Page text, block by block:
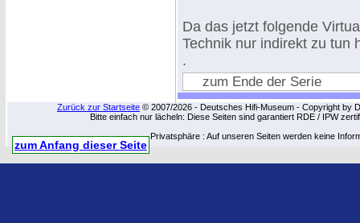
Da das jetzt folgende
Technik nur indirekt zu tun
.
zum Ende der Serie
Zurück zur Startseite © 2007/2026 - Deutsches Hifi-Museum - Copyright by
Bitte einfach nur lächeln: Diese Seiten sind garantiert RDE / IPW
Privatsphäre : Auf unseren Seiten werden keine
zum Anfang dieser Seite